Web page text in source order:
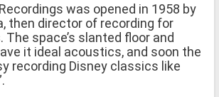
was opened in 1958 by
then director of recording for
The space’s slanted floor and
it ideal acoustics, and soon the
recording Disney classics like